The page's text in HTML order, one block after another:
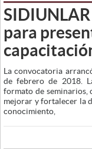
para
La convocatoria
de febrero de 2018.
formato de seminarios,
mejorar y fortalecer la
conocimiento,